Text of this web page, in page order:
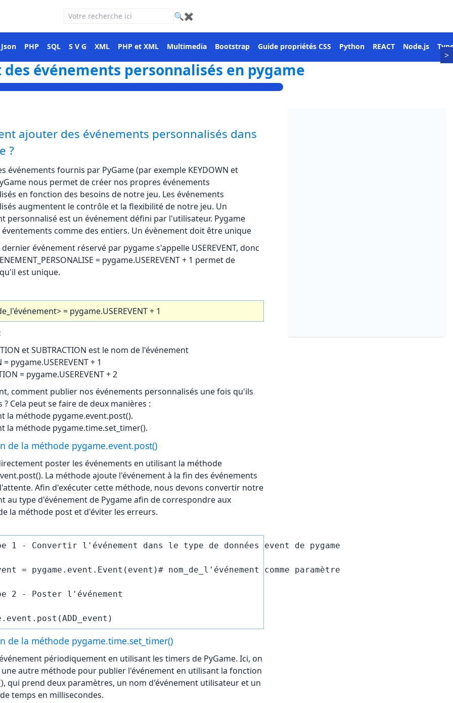
🔍 ✖
Json PHP SQL S V G XML PHP et XML Multimedia Bootstrap Guide propriétés CSS Python REACT Node.js
>
événements personnalisés en pygame
ajouter des événements personnalisés dans
?
événements fournis par PyGame (par exemple KEYDOWN et
nous permet de créer nos propres événements
en fonction des besoins de notre jeu. Les événements
augmentent le contrôle et la flexibilité de notre jeu. Un
personnalisé est un événement défini par l'utilisateur. Pygame
comme des entiers. Un évènement doit être unique
événement réservé par pygame s'appelle USEREVENT, donc
= pygame.USEREVENT + 1 permet de
est unique.
= pygame.USEREVENT + 1
et SUBTRACTION est le nom de l'événement
pygame.USEREVENT + 1
= pygame.USEREVENT + 2
comment publier nos événements personnalisés une fois qu'ils
? Cela peut se faire de deux manières :
la méthode pygame.event.post().
la méthode pygame.time.set_timer().
de la méthode pygame.event.post()
poster les événements en utilisant la méthode
La méthode ajoute l'événement à la fin des événements
Afin d'exécuter cette méthode, nous devons convertir notre
au type d'événement de Pygame afin de correspondre aux
la méthode post et d'éviter les erreurs.
1 - Convertir l'événement dans le type de données event de pygame
= pygame.event.Event(event)# nom_de_l'événement comme paramètre
2 - Poster l'événement
de la méthode pygame.time.set_timer()
périodiquement en utilisant les timers de PyGame. Ici, on
autre méthode pour publier l'événement en utilisant la fonction
qui prend deux paramètres, un nom d'événement utilisateur et un
temps en millisecondes.